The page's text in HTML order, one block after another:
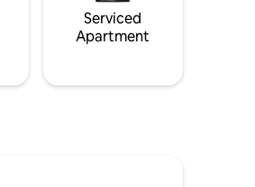
Serviced
Apartment